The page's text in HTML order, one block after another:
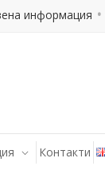
информация
Контакти